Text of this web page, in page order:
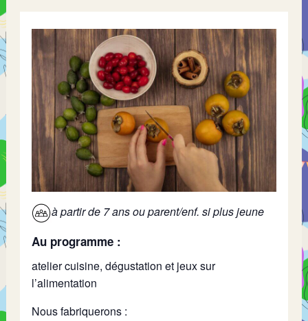
à partir de 7 ans ou parent/enf. si plus jeune
Au programme :
atelier cuisine, dégustation et jeux sur
l’alimentation
Nous fabriquerons :